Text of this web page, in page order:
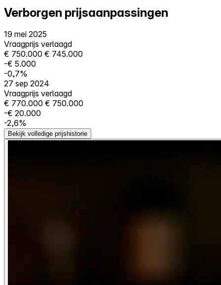
Verborgen prijsaanpassingen
19 mei 2025
Vraagprijs verlaagd
€ 750.000 € 745.000
-€ 5.000
-0,7%
27 sep 2024
Vraagprijs verlaagd
€ 770.000 € 750.000
-€ 20.000
-2,6%
Bekijk volledige prijshistorie